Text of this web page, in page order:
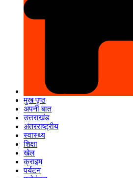
मुख पृष्ठ
अपनी बात
उत्तराखंड
अंतरराष्ट्रीय
स्वास्थ्य
शिक्षा
खेल
क्राइम
पर्यटन